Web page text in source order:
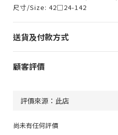
尺寸/Size: 42□24-142
送貨及付款方式
顧客評價
尚未有任何評價